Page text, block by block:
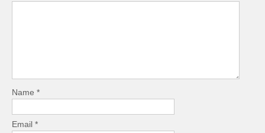
Name *
Email *